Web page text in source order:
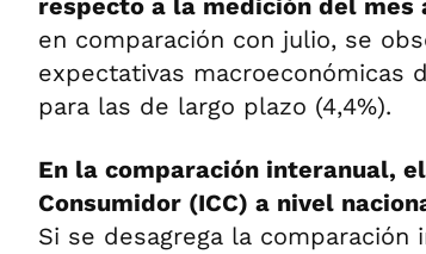
respecto a la medición del mes
en comparación con julio, se
expectativas macroeconómicas
para las de largo plazo (4,4%).
En la comparación interanual,
Consumidor (ICC) a nivel
Si se desagrega la